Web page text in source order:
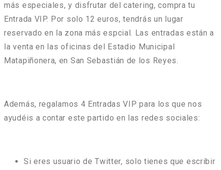
más especiales, y disfrutar del catering, compra tu
Entrada VIP. Por solo 12 euros, tendrás un lugar
reservado en la zona más espcial. Las entradas están a
la venta en las oficinas del Estadio Municipal
Matapiñonera, en San Sebastián de los Reyes.
Además, regalamos 4 Entradas VIP para los que nos
ayudéis a contar este partido en las redes sociales:
Si eres usuario de Twitter, solo tienes que escribir